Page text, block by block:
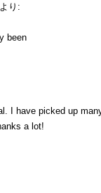
より:
been
I have picked up
a lot!